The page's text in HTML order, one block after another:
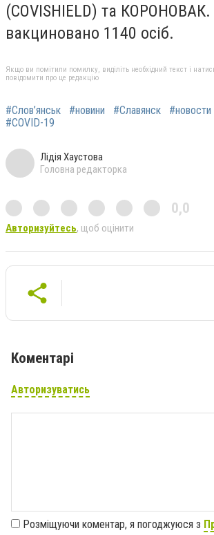
(COVISHIELD) та КОРОНОВАК.
вакциновано 1140 осіб.
Якщо ви помітили помилку, виділіть необхідний текст і
повідомити про це редакцію
#Слов’янськ #новини #Славянск #новости
#COVID-19
Лідія Хаустова
Головна редакторка
0,0
Авторизуйтесь, щоб оцінити
Коментарі
Авторизуватись
Розміщуючи коментар, я погоджуюся з